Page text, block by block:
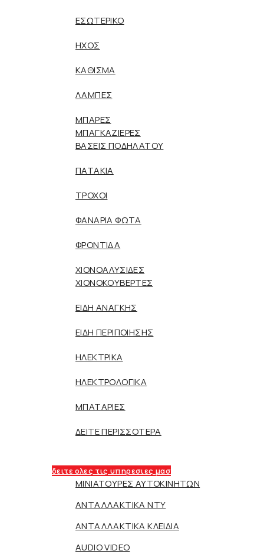
ΕΣΩΤΕΡΙΚΟ
ΗΧΟΣ
ΚΑΘΙΣΜΑ
ΛΑΜΠΕΣ
ΜΠΑΡΕΣ
ΜΠΑΓΚΑΖΙΕΡΕΣ
ΒΑΣΕΙΣ ΠΟΔΗΛΑΤΟΥ
ΠΑΤΑΚΙΑ
ΤΡΟΧΟΙ
ΦΑΝΑΡΙΑ ΦΩΤΑ
ΦΡΟΝΤΙΔΑ
ΧΙΟΝΟΑΛΥΣΙΔΕΣ
ΧΙΟΝΟΚΟΥΒΕΡΤΕΣ
ΕΙΔΗ ΑΝΑΓΚΗΣ
ΕΙΔΗ ΠΕΡΙΠΟΙΗΣΗΣ
ΗΛΕΚΤΡΙΚΑ
ΗΛΕΚΤΡΟΛΟΓΙΚΑ
ΜΠΑΤΑΡΙΕΣ
ΔΕΙΤΕ ΠΕΡΙΣΣΟΤΕΡΑ
δειτε ολες τις υπηρεσιες μασ
ΜΙΝΙΑΤΟΥΡΕΣ ΑΥΤΟΚΙΝΗΤΩΝ
ΑΝΤΑΛΛΑΚΤΙΚΑ NTY
ΑΝΤΑΛΛΑΚΤΙΚΑ ΚΛΕΙΔΙΑ
AUDIO VIDEO